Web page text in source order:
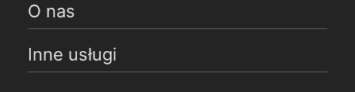
O nas
Inne usługi